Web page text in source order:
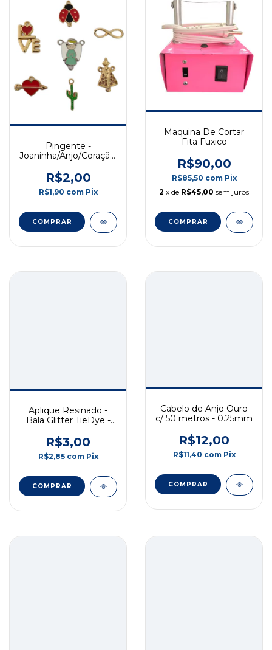
Pingente -
Joaninha/Anjo/Coração/Love/Infinito/Cacto/Nossa
R$2,00
R$1,90 com Pix
COMPRAR
Maquina De Cortar
Fita Fuxico
R$90,00
R$85,50 com Pix
2 x de R$45,00 sem juros
Aplique Resinado -
Bala Glitter TieDye -
R$3,00
R$2,85 com Pix
Cabelo de Anjo Ouro
c/ 50 metros - 0.25mm
R$12,00
R$11,40 com Pix